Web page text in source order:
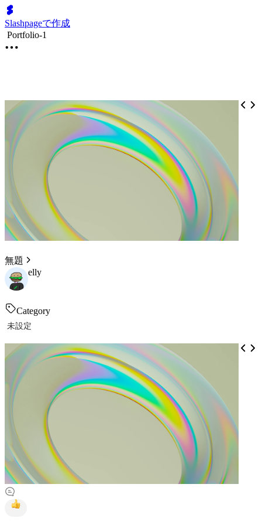
Slashpageで作成
Portfolio-1
無題
elly
Category
未設定